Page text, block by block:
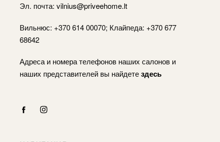
Эл. почта: vilnius@priveehome.lt
Вильнюс: +370 614 00070; Клайпеда: +370 677
68642
Адреса и номера телефонов наших салонов и
наших представителей вы найдетездесь